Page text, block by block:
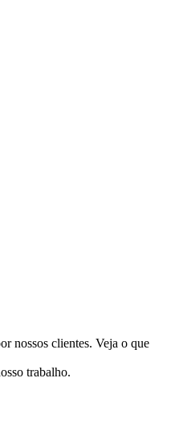
nossos clientes. Veja o que
trabalho.